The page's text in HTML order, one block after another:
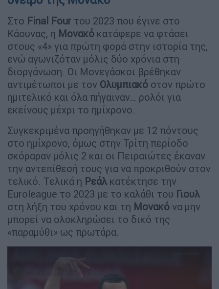
Στο Final Four του 2023 που έγινε στο
Κάουνας, η Μονακό κατάφερε να φτάσει
στους «4» για πρώτη φορά στην ιστορία της,
ενώ αγωνιζόταν μόλις δύο χρόνια στη
διοργάνωση. Οι Μονεγάσκοι βρέθηκαν
αντιμέτωποι με τον Ολυμπιακό στον πρώτο
ημιτελικό και όλα πήγαιναν… ρολόι για
εκείνους μέχρι το ημίχρονο.
Συγκεκριμένα προηγήθηκαν με 12 πόντους
στο ημίχρονο, όμως στην Τρίτη περίοδο
σκόραραν μόλις 2 και οι Πειραιώτες έκαναν
την αντεπίθεσή τους για να προκριθούν στον
τελικό. Τελικά η Ρεάλ κατέκτησε την
Euroleague το 2023 με το καλάθι του Γιουλ
στη λήξη του χρόνου και τη Μονακό να μην
μπορεί να ολοκληρώσει το δικό της
«παραμύθι» ως πρωτάρα.